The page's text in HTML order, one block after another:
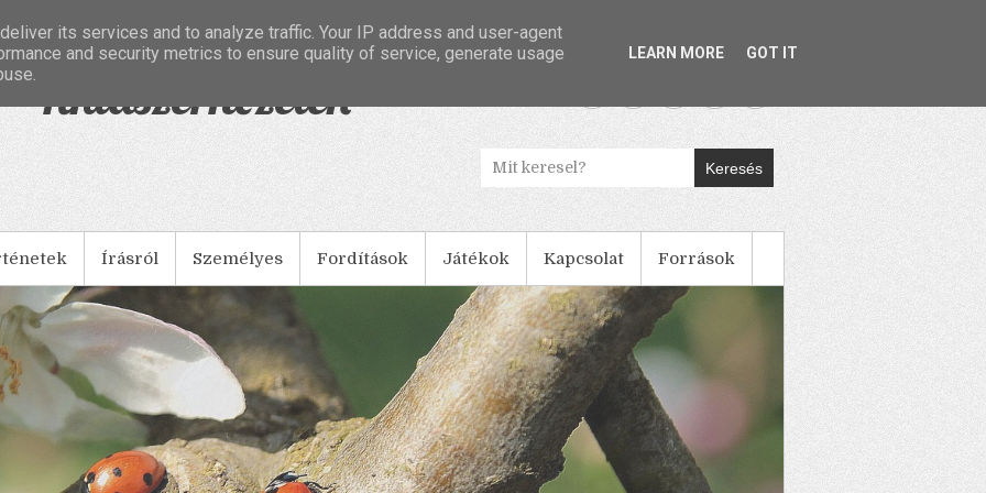
Tintaszerkezetek
Keresés
Írásról Személyes Fordítások Játékok Kapcsolat Források
its services and to analyze traffic. Your IP address and user-agent
and security metrics to ensure quality of service, generate usage
LEARN MORE GOT IT